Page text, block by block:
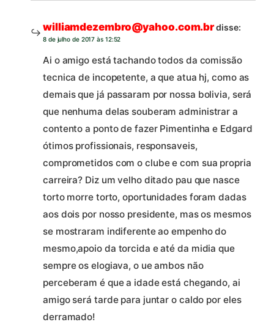
williamdezembro@yahoo.com.brdisse:
8 de julho de 2017 às 12:52
Ai o amigo está tachando todos da comissão
tecnica de incopetente, a que atua hj, como as
demais que já passaram por nossa bolivia, será
que nenhuma delas souberam administrar a
contento a ponto de fazer Pimentinha e Edgard
ótimos profissionais, responsaveis,
comprometidos com o clube e com sua propria
carreira? Diz um velho ditado pau que nasce
torto morre torto, oportunidades foram dadas
aos dois por nosso presidente, mas os mesmos
se mostraram indiferente ao empenho do
mesmo,apoio da torcida e até da midia que
sempre os elogiava, o ue ambos não
perceberam é que a idade está chegando, ai
amigo será tarde para juntar o caldo por eles
derramado!